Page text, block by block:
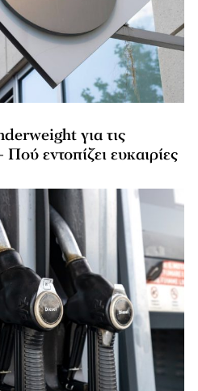
για τις
εντοπίζει ευκαιρίες